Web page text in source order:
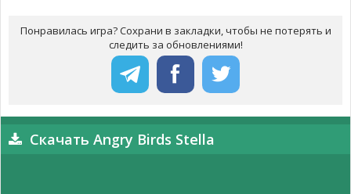
Понравилась игра? Сохрани в закладки, чтобы не потерять и
следить за обновлениями!
Скачать Angry Birds Stella